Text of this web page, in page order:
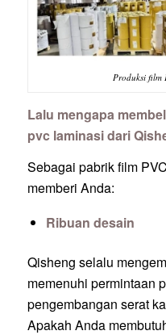
Produksi film
Lalu mengapa
pvc laminasi dari
Sebagai pabrik film
memberi Anda:
Ribuan desain
Qisheng selalu
memenuhi permintaan
pengembangan serat
Apakah Anda